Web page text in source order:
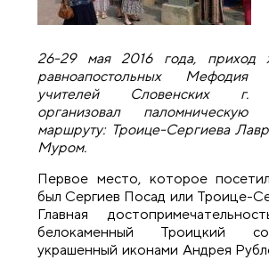
26-29 мая 2016 года, приход
равноапостольных
учителей Словенских г.
организовал
маршруту: Троице-Сергиева
Муром.
Первое место, которое
был Сергиев Посад или Троице-
Главная
белокаменный Троицкий
украшенный иконами Андрея